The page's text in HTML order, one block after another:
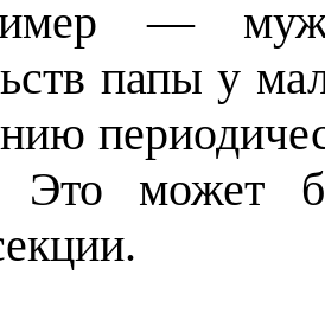
—
папы у
Это может